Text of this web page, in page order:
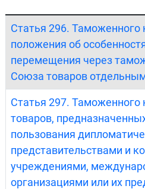
Статья 296. Таможенного
положения об
перемещения через
Союза товаров
Статья 297.
товаров,
пользования
представительствами и
учреждениями,
организациями или их